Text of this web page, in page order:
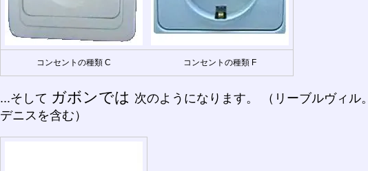
コンセントの種類 C コンセントの種類 F
...そして ガボンでは 次のようになります。 （リーブルヴィル
デニスを含む）